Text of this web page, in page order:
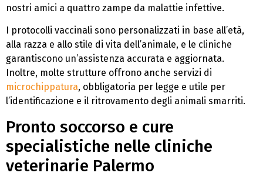
nostri amici a quattro zampe da malattie infettive.
I protocolli vaccinali sono personalizzati in base all’età,
alla razza e allo stile di vita dell’animale, e le cliniche
garantiscono un’assistenza accurata e aggiornata.
Inoltre, molte strutture offrono anche servizi di
microchippatura, obbligatoria per legge e utile per
l’identificazione e il ritrovamento degli animali smarriti.
Pronto soccorso e cure
specialistiche nelle cliniche
veterinarie Palermo